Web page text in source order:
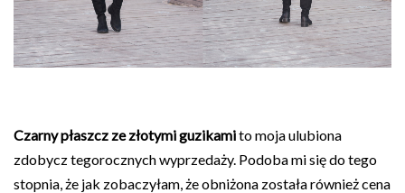
Czarny płaszcz ze złotymi guzikamito moja ulubiona
zdobycz tegorocznych wyprzedaży. Podoba mi się do tego
stopnia, że jak zobaczyłam, że obniżona została również cena